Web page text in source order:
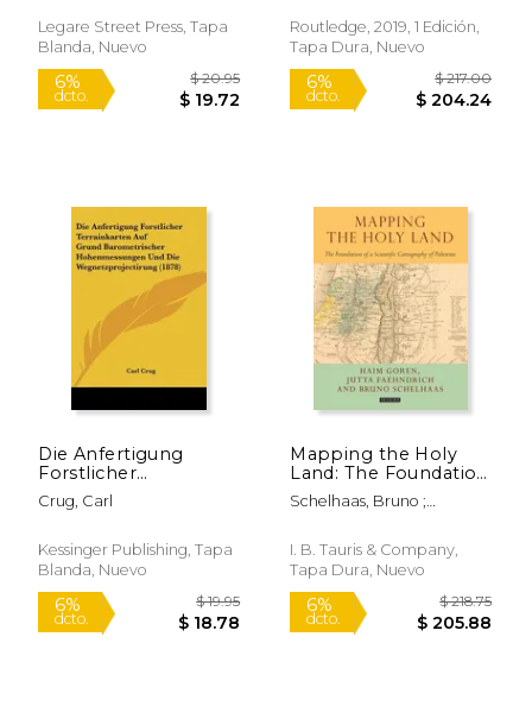
6%
dcto. $ 16.89
6%
dcto.
Legare Street Press, Tapa
Blanda, Nuevo
Inglés)
Routledge, 2019, 1 Edición,
Tapa Dura, Nuevo
Die Anfertigung
Forstlicher
Terrainkarten Auf
Grund
Hohenmessungen
Und Die
(1878) (en Alemán)
Crug, Carl
Kessinger Publishing, Tapa
Blanda, Nuevo
Mapping the Holy
Land: The Foundation
of a Scientific
Cartography of
Schelhaas, Bruno ;
Haim
I. B. Tauris & Company,
Tapa Dura, Nuevo